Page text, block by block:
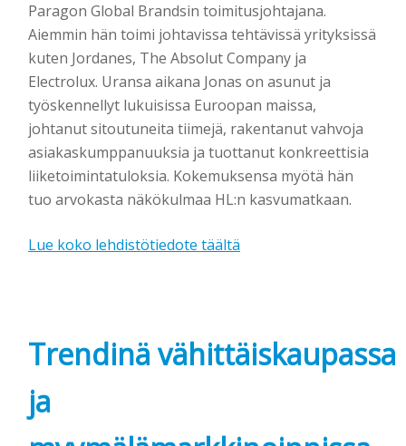
Paragon Global Brandsin toimitusjohtajana.
Aiemmin hän toimi johtavissa tehtävissä yrityksissä
kuten Jordanes, The Absolut Company ja
Electrolux. Uransa aikana Jonas on asunut ja
työskennellyt lukuisissa Euroopan maissa,
johtanut sitoutuneita tiimejä, rakentanut vahvoja
asiakaskumppanuuksia ja tuottanut konkreettisia
liiketoimintatuloksia. Kokemuksensa myötä hän
tuo arvokasta näkökulmaa HL:n kasvumatkaan.
Lue koko lehdistötiedote täältä
Trendinä vähittäiskaupassa
ja